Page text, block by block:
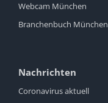
Webcam München
Branchenbuch München
Nachrichten
Coronavirus aktuell